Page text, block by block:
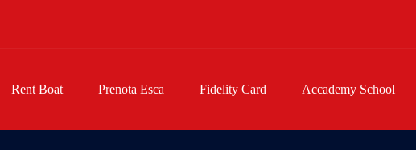
Rent Boat Prenota Esca Fidelity Card Accademy School